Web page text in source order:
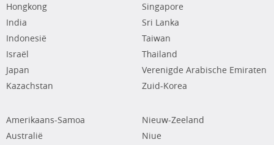
Hongkong
India
Indonesië
Israël
Japan
Kazachstan
Singapore
Sri Lanka
Taiwan
Thailand
Verenigde Arabische Emiraten
Zuid-Korea
Amerikaans-Samoa
Australië
Nieuw-Zeeland
Niue